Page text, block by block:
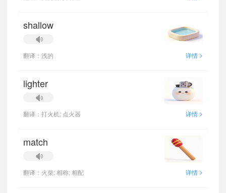
shallow
翻译：浅的 详情 >
lighter
翻译：打火机; 点火器 详情 >
match
翻译：火柴; 相称; 相配 详情 >